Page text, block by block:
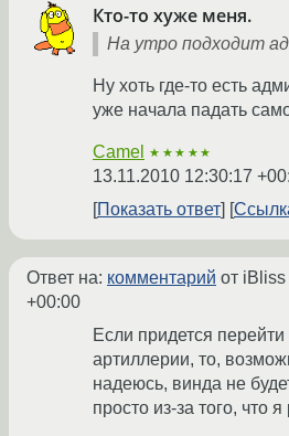
Кто-то хуже меня.
На утро подходит
Ну хоть где-то есть
уже начала падать
Camel ★★★★★
13.11.2010 12:30:17
Показать ответ
Ответ на: комментарий от iBliss
+00:00
Если придется перейти
артиллерии, то,
надеюсь, винда не
просто из-за того, что